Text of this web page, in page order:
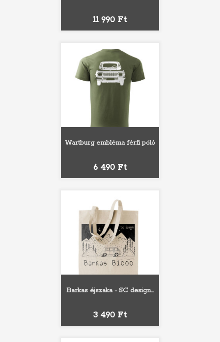
Ár
11 990 Ft
Wartburg embléma férfi póló
Ár
6 490 Ft
Barkas éjszaka - SC design...
Ár
3 490 Ft